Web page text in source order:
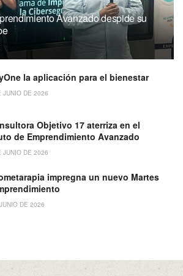
Avanzado despide su
la aplicación para el bienestar
JUNIO DE 2026
Objetivo 17 aterriza en el
de Emprendimiento Avanzado
JUNIO DE 2026
impregna un nuevo Martes
DE 2026